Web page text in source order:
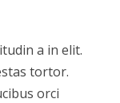
a in elit.
tortor.
orci